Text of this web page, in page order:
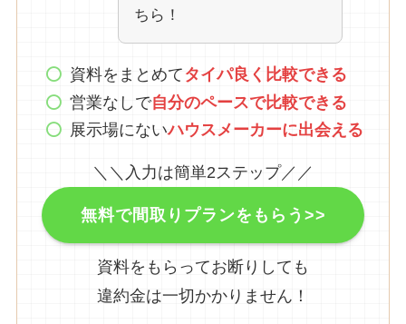
ちら！
資料をまとめて タイパ良く比較できる
営業なしで自分のペースで比較できる
展示場にないハウスメーカーに出会える
＼＼入力は簡単2ステップ／／
無料で間取りプランをもらう>>
資料をもらってお断りしても
違約金は一切かかりません！